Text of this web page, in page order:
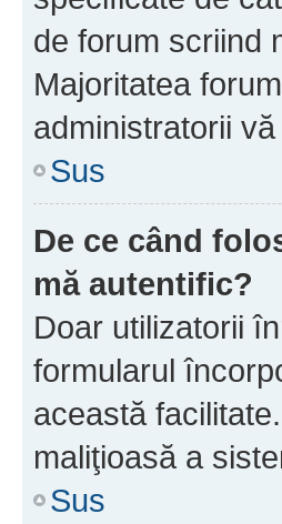
de forum scriind
Majoritatea
administratorii
Sus
De ce când
mă autentific?
Doar utilizatorii
formularul
această
maliţioasă a
Sus